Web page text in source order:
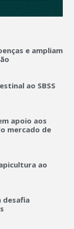
e ampliam
ao SBSS
apoio aos
mercado de
ao
desafia